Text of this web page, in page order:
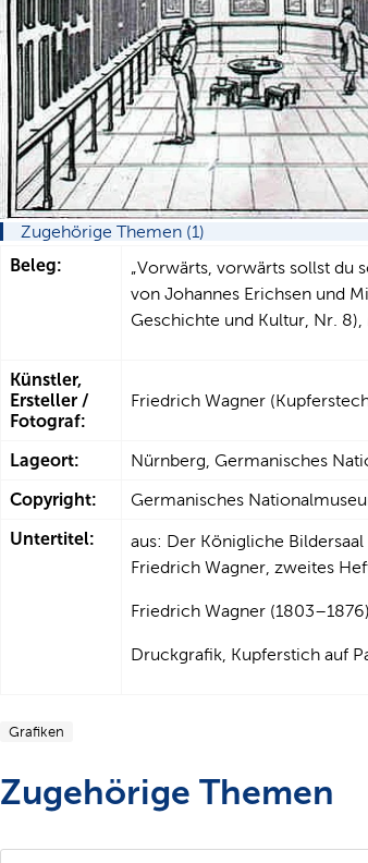
Zugehörige Themen (1)
Beleg:
„Vorwärts, vorwärts sollst du
von Johannes Erichsen und
Geschichte und Kultur, Nr. 8),
Künstler,
Ersteller /
Fotograf:
Friedrich Wagner
Lageort: Nürnberg, Germanisches
Copyright: Germanisches
Untertitel:
aus: Der Königliche
Friedrich Wagner, zweites
Friedrich Wagner
Druckgrafik, Kupferstich auf
Grafiken
Zugehörige Themen